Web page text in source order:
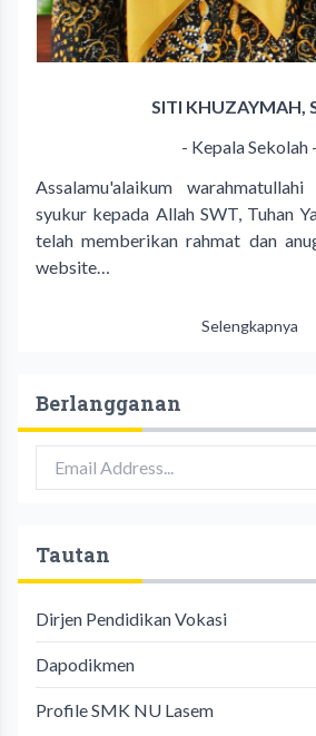
SITI KHUZAYMAH,
- Kepala Sekolah -
Assalamu'alaikum
syukur kepada Allah SWT, Tuhan
telah memberikan rahmat dan
website…
Selengkapnya
Berlangganan
Tautan
Dirjen Pendidikan Vokasi
Dapodikmen
Profile SMK NU Lasem